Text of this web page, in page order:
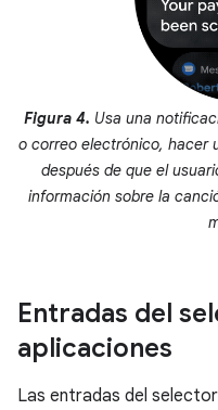
Figura 4. Usa una
o correo electrónico, hacer
después de que el
información sobre la
Entradas del
aplicaciones
Las entradas del